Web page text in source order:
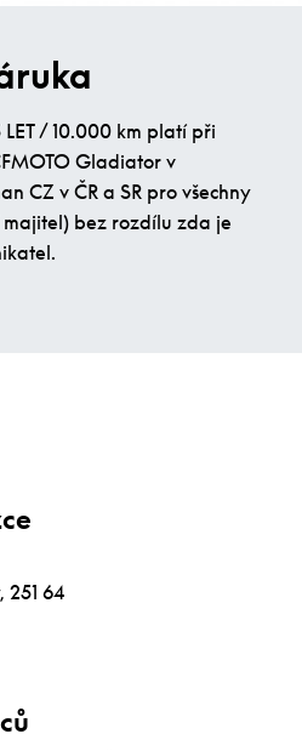
/ 10.000 km platí při
Gladiator v
CZ v ČR a SR pro všechny
bez rozdílu zda je
251 64